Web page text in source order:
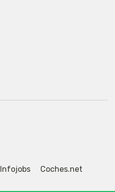
Infojobs
Coches.net